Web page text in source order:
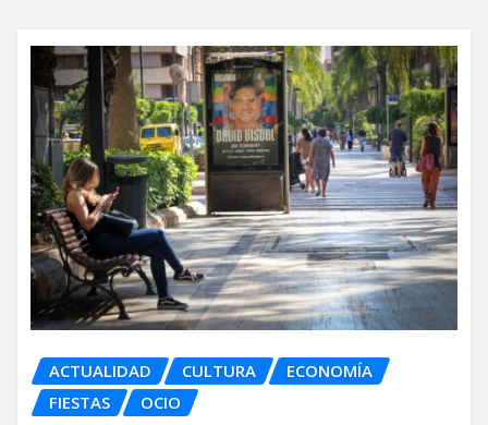
ACTUALIDAD CULTURA
ECONOMÍA
FIESTAS
OCIO